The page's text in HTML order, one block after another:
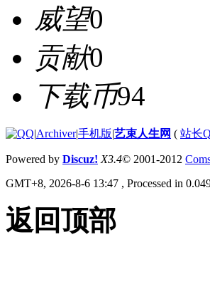
威望0
贡献0
下载币94
|Archiver|手机版|艺束人生网 ( 站长
Powered by Discuz! X3.4© 2001-2012
GMT+8, 2026-8-6 13:47 , Processed in
返回顶部